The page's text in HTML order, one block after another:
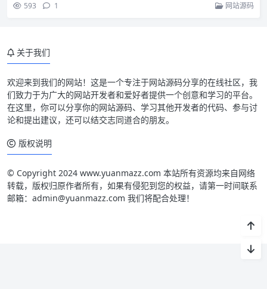
593 1 网站源码
关于我们
欢迎来到我们的网站！这是一个专注于网站源码分享的在线社区，我
们致力于为广大的网站开发者和爱好者提供一个创意和学习的平台。
在这里，你可以分享你的网站源码、学习其他开发者的代码、参与讨
论和提出建议，还可以结交志同道合的朋友。
版权说明
© Copyright 2024 www.yuanmazz.com 本站所有资源均来自网络
转载，版权归原作者所有，如果有侵犯到您的权益，请第一时间联系
邮箱：admin@yuanmazz.com 我们将配合处理！